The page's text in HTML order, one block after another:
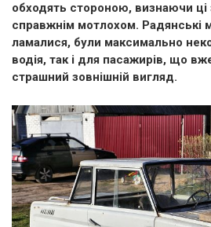
обходять стороною, визнаючи ці
справжнім мотлохом. Радянські
ламалися, були максимально
водія, так і для пасажирів, що
страшний зовнішній вигляд.